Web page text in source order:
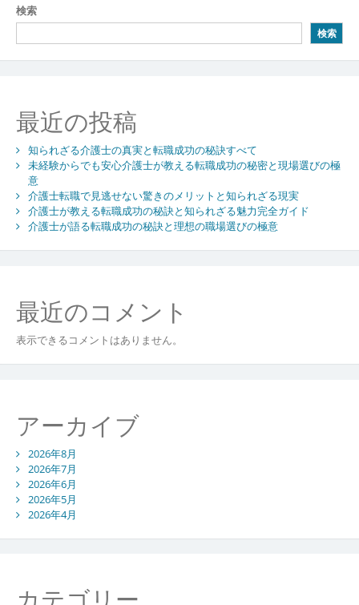
ビ
ゲ
ー
ョ
ン
検索
検索
最近の投稿
知られざる介護士の真実と転職成功の秘訣すべて
未経験からでも安心介護士が教える転職成功の秘密と現場選びの極
意
介護士転職で見逃せない驚きのメリットと知られざる現実
介護士が教える転職成功の秘訣と知られざる魅力完全ガイド
介護士が語る転職成功の秘訣と理想の職場選びの極意
最近のコメント
表示できるコメントはありません。
アーカイブ
2026年8月
2026年7月
2026年6月
2026年5月
2026年4月